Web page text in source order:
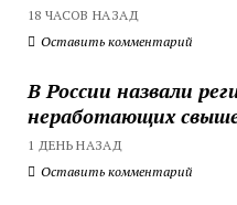
18 ЧАСОВ НАЗАД
Оставить комментарий
В России назвали
неработающих
1 ДЕНЬ НАЗАД
Оставить комментарий